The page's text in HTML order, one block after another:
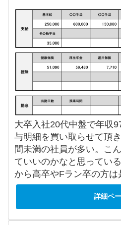
大卒入社20代中盤で年収
与明細を買い取らせて頂
間未満の社員が多い。こ
ていいのかなと思ってい
から高卒やFラン卒の方は
詳細ペ